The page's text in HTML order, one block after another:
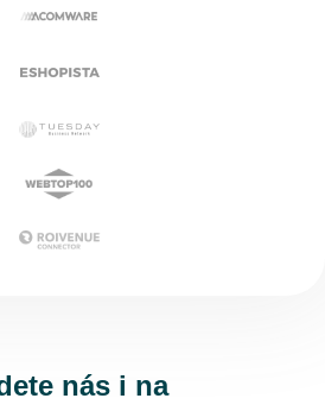
nás i na